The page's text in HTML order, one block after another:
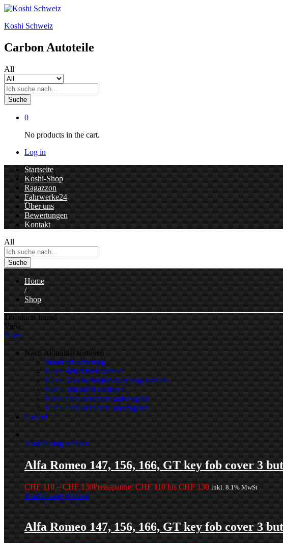
Koshi Schweiz
Carbon Autoteile
All
Suche
0
No products in the cart.
Log in
Startseite
Koshi-Shop
Ragazzon
Fahrwerke24
Über uns
Bewertungen
Kontakt
All
Suche
Home
/
Shop
1 Products found
View
Filter
Nach Aktualität sortieren
Standardsortierung
Nach Beliebtheit sortiert
Nach Durchschnittsbewertung sortiert
Nach Aktualität sortieren
Nach Preis sortieren: aufsteigend
Nach Preis sortieren: absteigend
Cancel
Ausführung wählen
Alfa Romeo 147, 156, 166, GT key fob cover 3
CHF 110 – CHF 130Preisspanne: CHF 110 bis CHF 130 inkl. 8.1% MwSt
Ausführung wählen
Alfa Romeo 147, 156, 166, GT key fob cover 3